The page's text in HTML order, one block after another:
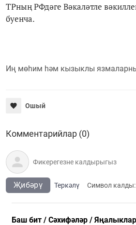
ТРның РФдәге Вәкаләтле
буенча.
Иң мөһим һәм кызыклы
Ошый
Комментарийлар (0)
Җибәрү Теркәлү Cимвол калды:
Баш бит Сәхифәләр Яңалыклар